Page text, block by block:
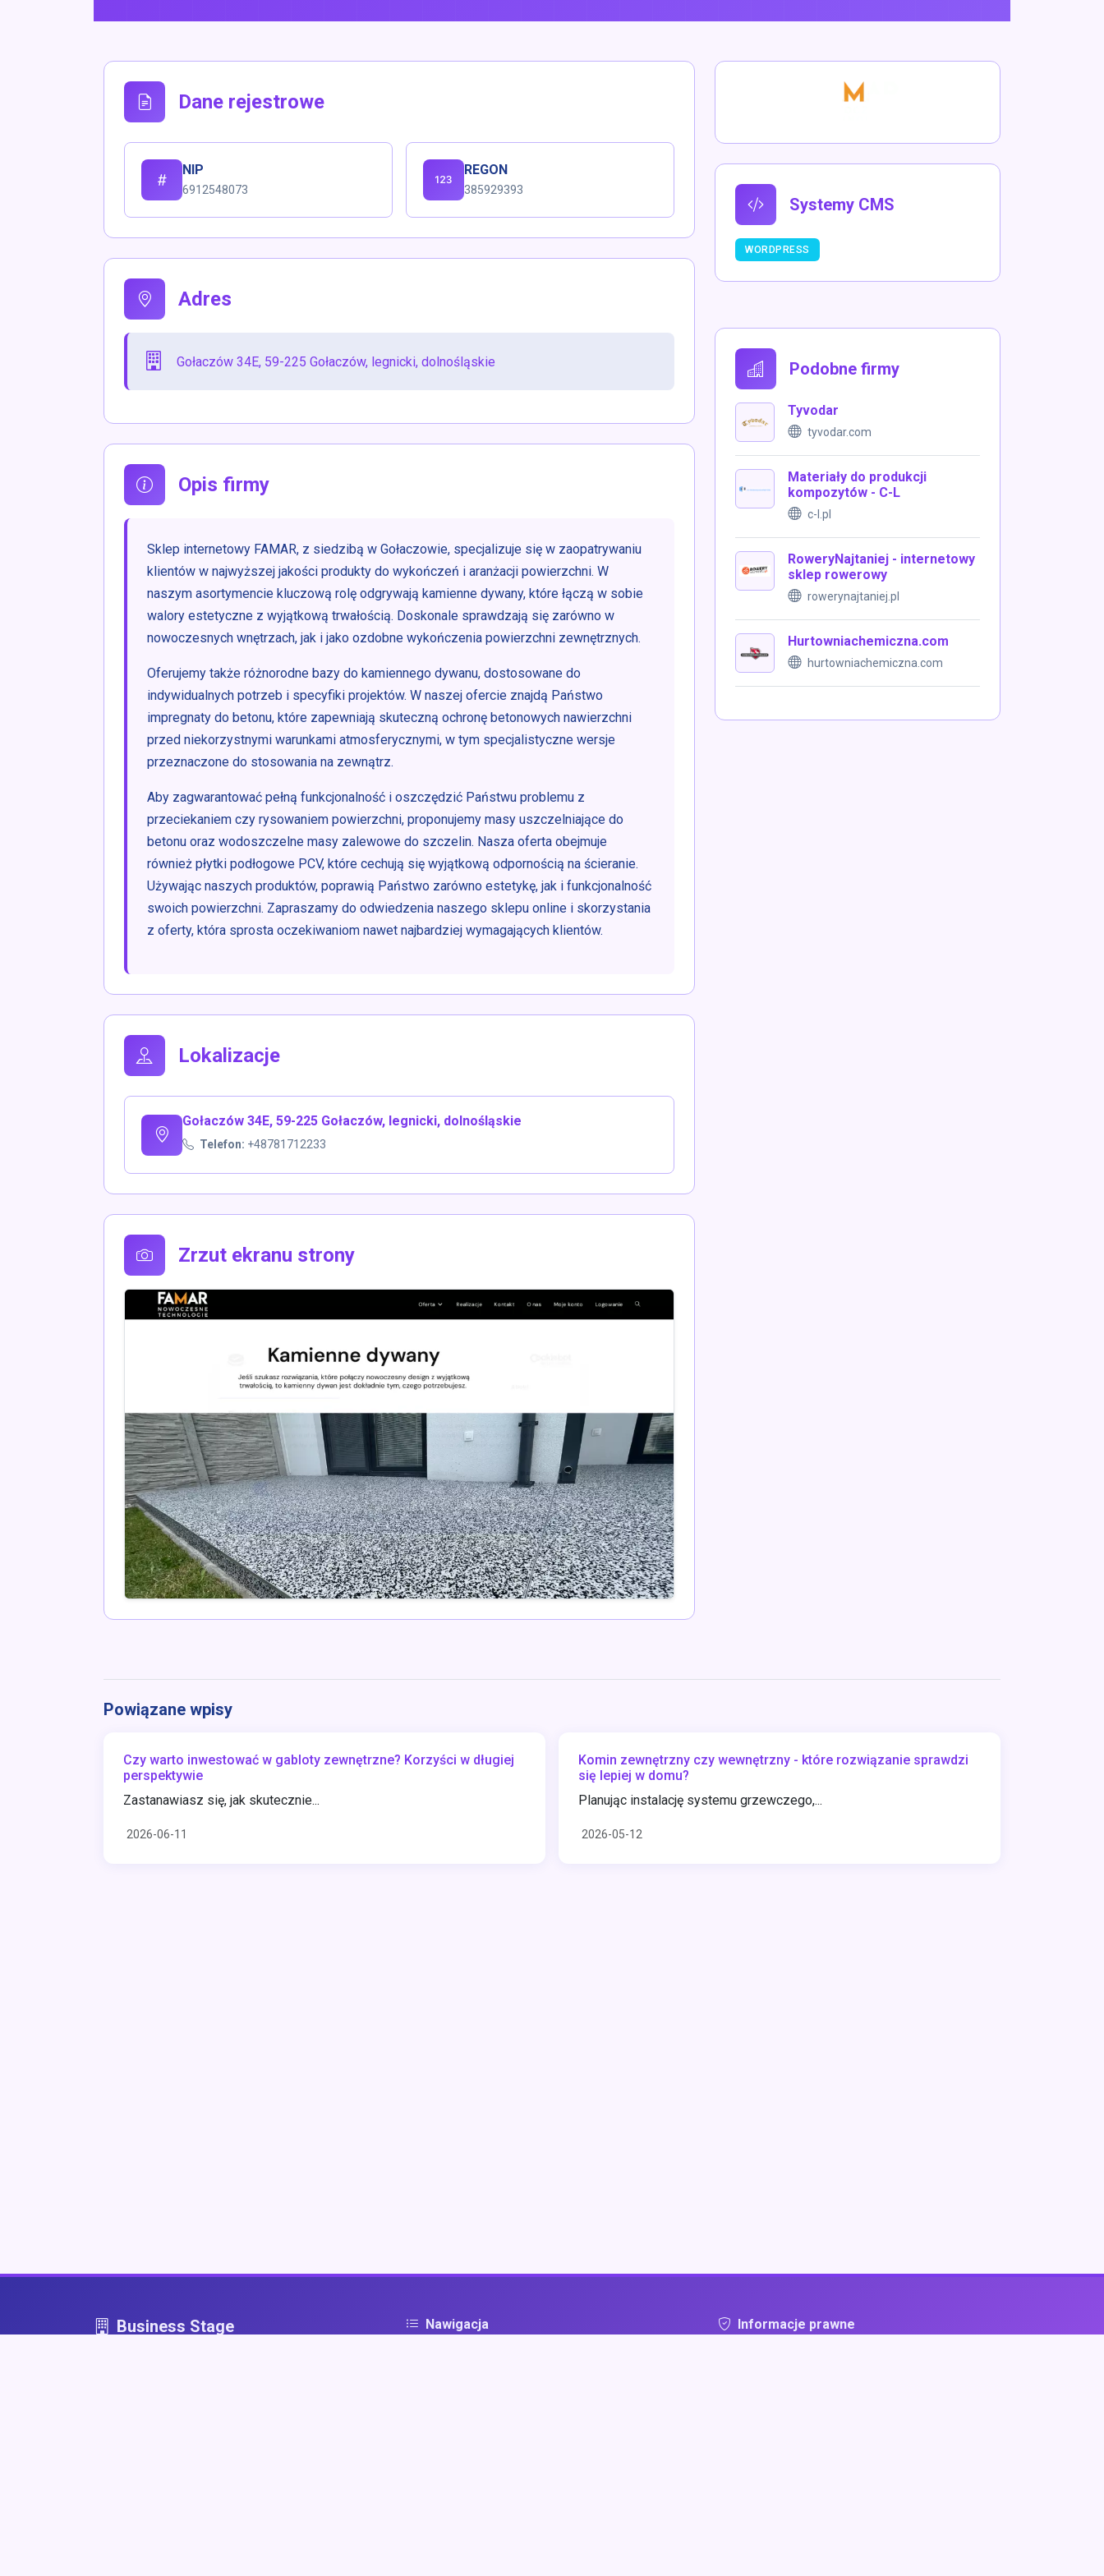
Dane rejestrowe
NIP
6912548073
REGON
385929393
Adres
Gołaczów 34E, 59-225 Gołaczów, legnicki, dolnośląskie
Opis firmy
Sklep internetowy FAMAR, z siedzibą w Gołaczowie, specjalizuje się w zaopatrywaniu
klientów w najwyższej jakości produkty do wykończeń i aranżacji powierzchni. W
naszym asortymencie kluczową rolę odgrywają kamienne dywany, które łączą w sobie
walory estetyczne z wyjątkową trwałością. Doskonale sprawdzają się zarówno w
nowoczesnych wnętrzach, jak i jako ozdobne wykończenia powierzchni zewnętrznych.
Oferujemy także różnorodne bazy do kamiennego dywanu, dostosowane do
indywidualnych potrzeb i specyfiki projektów. W naszej ofercie znajdą Państwo
impregnaty do betonu, które zapewniają skuteczną ochronę betonowych nawierzchni
przed niekorzystnymi warunkami atmosferycznymi, w tym specjalistyczne wersje
przeznaczone do stosowania na zewnątrz.
Aby zagwarantować pełną funkcjonalność i oszczędzić Państwu problemu z
przeciekaniem czy rysowaniem powierzchni, proponujemy masy uszczelniające do
betonu oraz wodoszczelne masy zalewowe do szczelin. Nasza oferta obejmuje
również płytki podłogowe PCV, które cechują się wyjątkową odpornością na ścieranie.
Używając naszych produktów, poprawią Państwo zarówno estetykę, jak i funkcjonalność
swoich powierzchni. Zapraszamy do odwiedzenia naszego sklepu online i skorzystania
z oferty, która sprosta oczekiwaniom nawet najbardziej wymagających klientów.
Lokalizacje
Gołaczów 34E, 59-225 Gołaczów, legnicki, dolnośląskie
Telefon: +48781712233
Zrzut ekranu strony
Systemy CMS
WORDPRESS
Podobne firmy
Tyvodar
tyvodar.com
Materiały do produkcji
kompozytów - C-L
c-l.pl
RoweryNajtaniej - internetowy
sklep rowerowy
rowerynajtaniej.pl
Hurtowniachemiczna.com
hurtowniachemiczna.com
Powiązane wpisy
Czy warto inwestować w gabloty zewnętrzne? Korzyści w długiej
perspektywie
Zastanawiasz się, jak skutecznie...
2026-06-11
Komin zewnętrzny czy wewnętrzny - które rozwiązanie sprawdzi
się lepiej w domu?
Planując instalację systemu grzewczego,...
2026-05-12
Business Stage Nawigacja Informacje prawne